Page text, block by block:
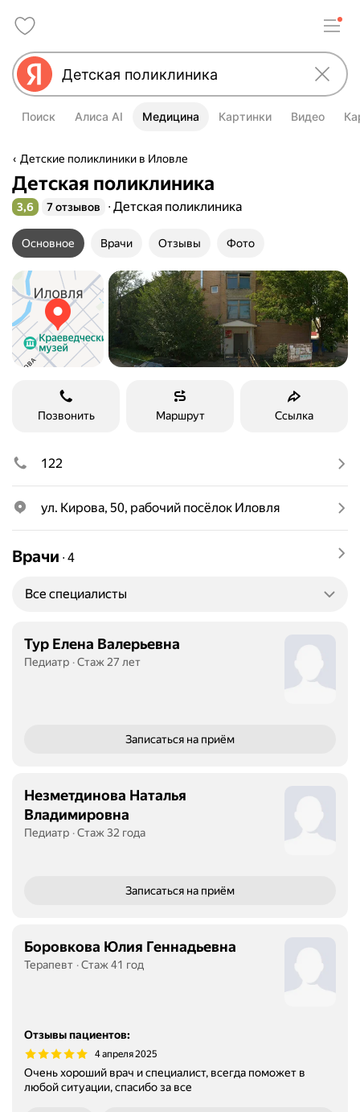
Поиск Алиса AI Медицина Картинки Видео
Детские поликлиники в Иловле
Детская поликлиника
Рейтинг 3,6 из 5
3,6 7 отзывов Детская поликлиника
Основное Врачи Отзывы Фото
Позвонить Маршрут Ссылка
122
ул. Кирова, 50, рабочий посёлок Иловля
Врачи ∙ 4
Все специалисты
Тур Елена Валерьевна
Педиатр Стаж 27 лет
Записаться на приём
Незметдинова Наталья
Владимировна
Педиатр Стаж 32 года
Записаться на приём
Боровкова Юлия Геннадьевна
Терапевт Стаж 41 год
Отзывы пациентов:
4 апреля 2025
Очень хороший врач и специалист, всегда поможет в
любой ситуации, спасибо за все